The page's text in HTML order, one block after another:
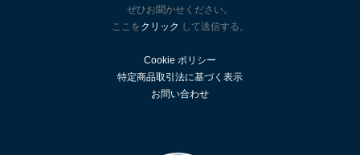
ぜひお聞かせください。
ここをクリック して送信する。
Cookie ポリシー
特定商品取引法に基づく表示
お問い合わせ